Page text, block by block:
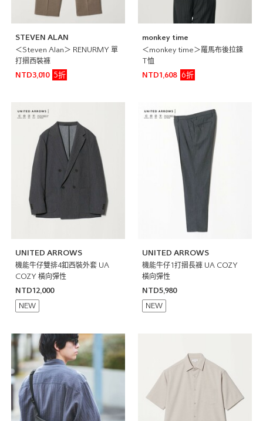
STEVEN ALAN
＜Steven Alan＞ RENURMY 單
打摺西裝褲
NTD3,010
5折
monkey time
＜monkey time＞羅馬布後拉鍊
T恤
NTD1,608
6折
UNITED ARROWS
機能牛仔雙排4釦西裝外套 UA
COZY 橫向彈性
NTD12,000
NEW
UNITED ARROWS
機能牛仔1打摺長褲 UA COZY
橫向彈性
NTD5,980
NEW